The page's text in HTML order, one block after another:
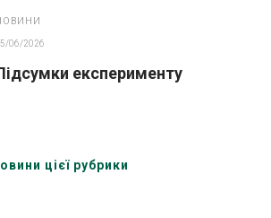
06/2026
експерименту
цієї рубрики